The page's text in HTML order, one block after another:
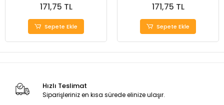
171,75 TL
Sepete Ekle
171,75 TL
Sepete Ekle
Hızlı Teslimat
Siparişleriniz en kısa sürede elinize ulaşır.